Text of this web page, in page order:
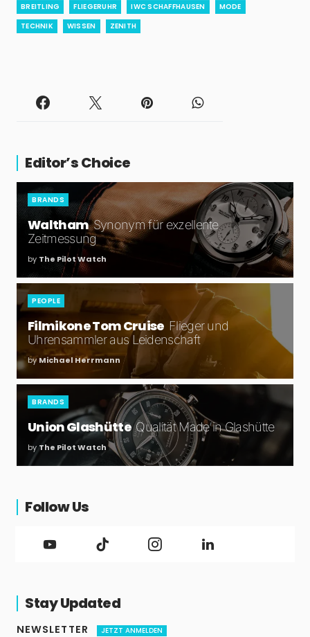
BREITLING FLIEGERUHR IWC SCHAFFHAUSEN
MODE
TECHNIK
WISSEN ZENITH
Editor’s Choice
BRANDS
Waltham Synonym für exzellente
Zeitmessung
by The Pilot Watch
PEOPLE
Filmikone Tom Cruise Flieger und
Uhrensammler aus Leidenschaft
by Michael Herrmann
BRANDS
Union Glashütte Qualität Made in Glashütte
by The Pilot Watch
Follow Us
Stay Updated
NEWSLETTER JETZT ANMELDEN